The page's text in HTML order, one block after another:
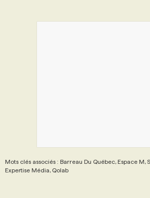
Mots clés associés : Barreau Du Québec, Espace M,
Expertise Média, Qolab